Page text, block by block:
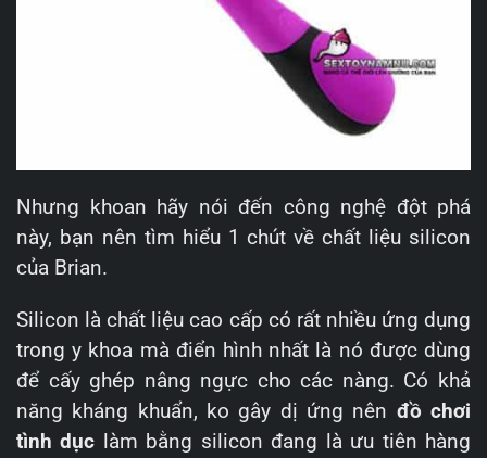
Nhưng khoan hãy nói đến công nghệ đột phá
này, bạn nên tìm hiểu 1 chút về chất liệu silicon
của Brian.
Silicon là chất liệu cao cấp có rất nhiều ứng dụng
trong y khoa mà điển hình nhất là nó được dùng
để cấy ghép nâng ngực cho các nàng. Có khả
năng kháng khuẩn, ko gây dị ứng nên đồ chơi
tình dục làm bằng silicon đang là ưu tiên hàng